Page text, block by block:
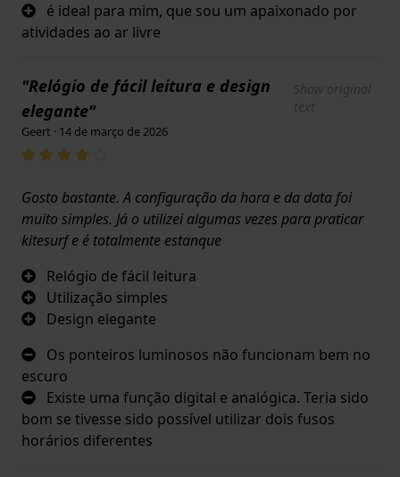
é ideal para mim, que sou um apaixonado por
atividades ao ar livre
"Relógio de fácil leitura e design
elegante"
Show original
text
Geert · 14 de março de 2026
Gosto bastante. A configuração da hora e da data foi
muito simples. Já o utilizei algumas vezes para praticar
kitesurf e é totalmente estanque
Relógio de fácil leitura
Utilização simples
Design elegante
Os ponteiros luminosos não funcionam bem no
escuro
Existe uma função digital e analógica. Teria sido
bom se tivesse sido possível utilizar dois fusos
horários diferentes